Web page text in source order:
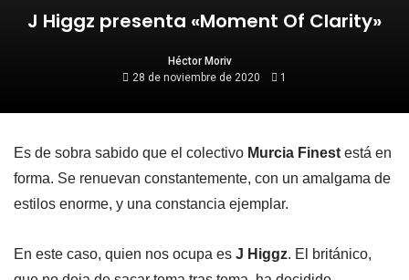
J Higgz presenta «Moment Of Clarity»
Héctor Moriv
28 de noviembre de 2020
1
Es de sobra sabido que el colectivo Murcia Finest está en
forma. Se renuevan constantemente, con un amalgama de
estilos enorme, y una constancia ejemplar.
En este caso, quien nos ocupa es J Higgz. El británico,